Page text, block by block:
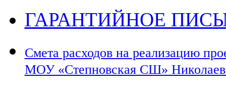
ГАРАНТИЙНОЕ
Смета расходов на реализацию
МОУ «Степновская СШ»